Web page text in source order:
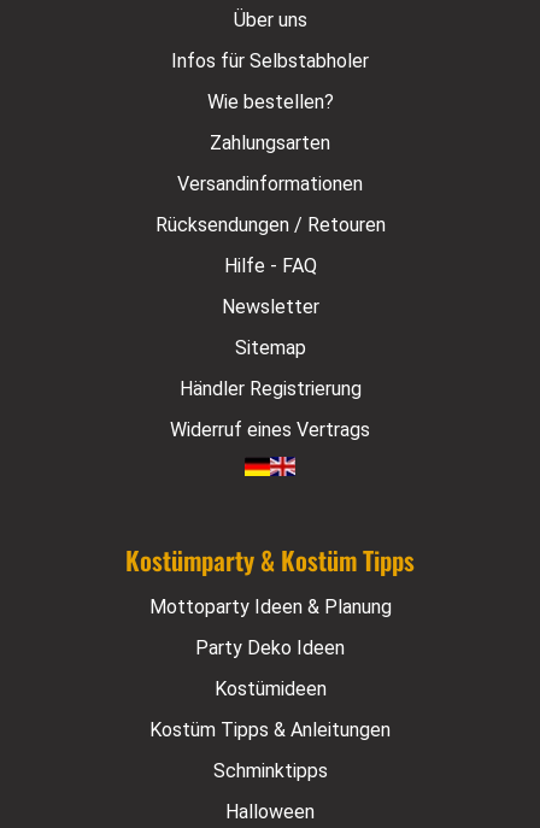
Über uns
Infos für Selbstabholer
Wie bestellen?
Zahlungsarten
Versandinformationen
Rücksendungen / Retouren
Hilfe - FAQ
Newsletter
Sitemap
Händler Registrierung
Widerruf eines Vertrags
Kostümparty & Kostüm Tipps
Mottoparty Ideen & Planung
Party Deko Ideen
Kostümideen
Kostüm Tipps & Anleitungen
Schminktipps
Halloween